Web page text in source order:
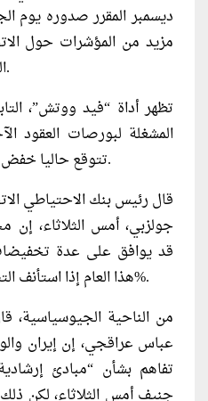
ديسمبر المقرر صدوره يوم
مزيد من المؤشرات حول
الفائدة على الدولار هذا العام.
تظهر أداة “فيد ووتش”،
المشغلة لبورصات العقود
تتوقع حاليا خفض الفائدة الأمريكية في يونيو.
قال رئيس بنك الاحتياطي
جولزبي، أمس الثلاثاء، إن
قد يوافق على عدة
هذا العام إذا استأنف التضخم انخفاضه إلى هدف 2%.
من الناحية الجيوسياسية،
عباس عراقجي، إن إيران
تفاهم بشأن “مبادئ
جنيف أمس الثلاثاء، لكن